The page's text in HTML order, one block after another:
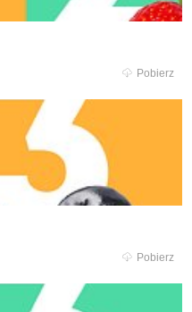
Pobierz
Pobierz